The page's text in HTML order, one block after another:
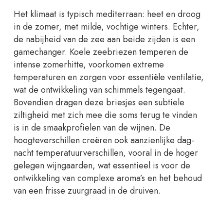
Het klimaat is typisch mediterraan: heet en droog
in de zomer, met milde, vochtige winters. Echter,
de nabijheid van de zee aan beide zijden is een
gamechanger. Koele zeebriezen temperen de
intense zomerhitte, voorkomen extreme
temperaturen en zorgen voor essentiële ventilatie,
wat de ontwikkeling van schimmels tegengaat.
Bovendien dragen deze briesjes een subtiele
ziltigheid met zich mee die soms terug te vinden
is in de smaakprofielen van de wijnen. De
hoogteverschillen creëren ook aanzienlijke dag-
nacht temperatuurverschillen, vooral in de hoger
gelegen wijngaarden, wat essentieel is voor de
ontwikkeling van complexe aroma’s en het behoud
van een frisse zuurgraad in de druiven.